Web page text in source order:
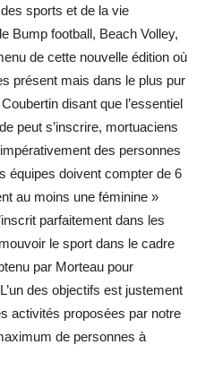
sports et de la vie
Bump football, Beach Volley,
de cette nouvelle édition où
présent mais dans le plus pur
disant que l’essentiel
peut s’inscrire, mortuaciens
des personnes
équipes doivent compter de 6
au moins une féminine »
parfaitement dans les
le sport dans le cadre
par Morteau pour
des objectifs est justement
activités proposées par notre
de personnes à